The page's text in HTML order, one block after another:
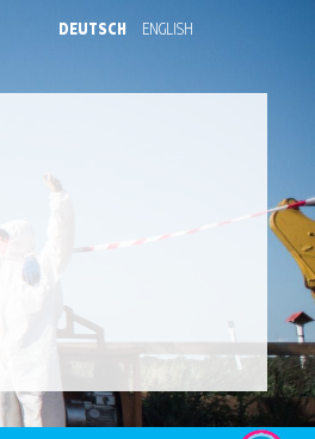
DEUTSCH ENGLISH